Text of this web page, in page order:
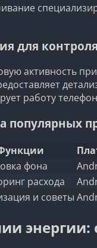
для
активность
работу
популярных
фона
расхода
и советы